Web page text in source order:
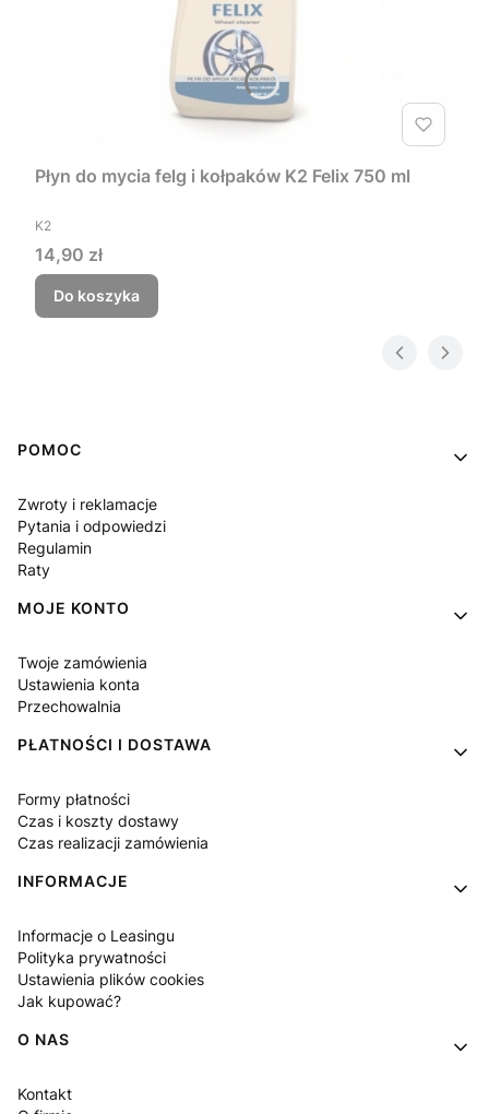
Płyn do mycia felg i kołpaków K2 Felix 750 ml
PRODUCENT
K2
Cena
14,90 zł
Do koszyka
Linki w stopce
POMOC
Zwroty i reklamacje
Pytania i odpowiedzi
Regulamin
Raty
MOJE KONTO
Twoje zamówienia
Ustawienia konta
Przechowalnia
PŁATNOŚCI I DOSTAWA
Formy płatności
Czas i koszty dostawy
Czas realizacji zamówienia
INFORMACJE
Informacje o Leasingu
Polityka prywatności
Ustawienia plików cookies
Jak kupować?
O NAS
Kontakt